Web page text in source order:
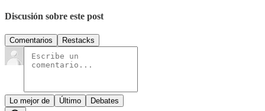
Discusión sobre este post
Comentarios Restacks
Lo mejor de Último Debates